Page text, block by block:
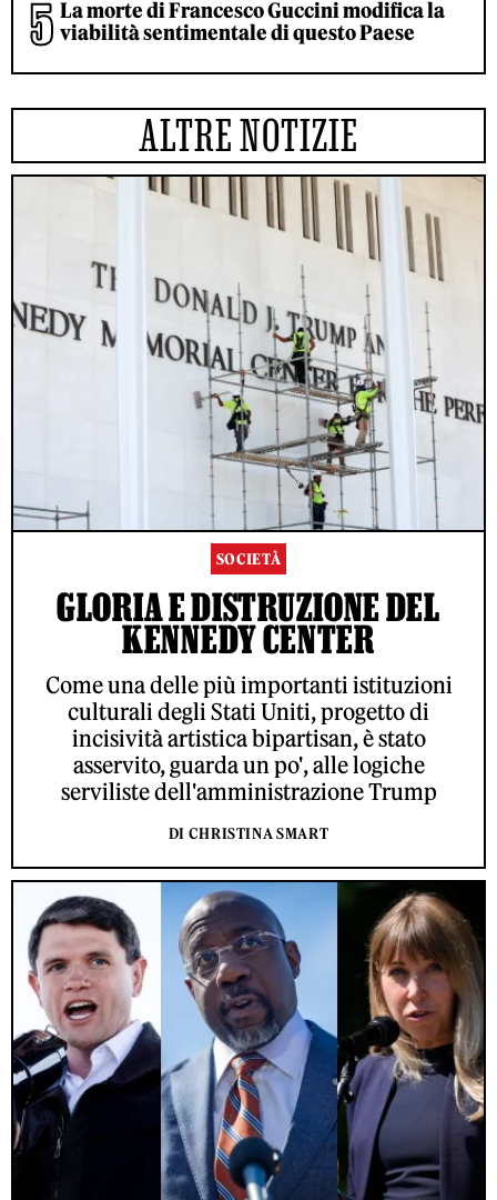
La morte di Francesco Guccini modifica la
viabilità sentimentale di questo Paese
ALTRE NOTIZIE
SOCIETÀ
GLORIA E DISTRUZIONE DEL
KENNEDY CENTER
Come una delle più importanti istituzioni
culturali degli Stati Uniti, progetto di
incisività artistica bipartisan, è stato
asservito, guarda un po', alle logiche
serviliste dell'amministrazione Trump
DI CHRISTINA SMART